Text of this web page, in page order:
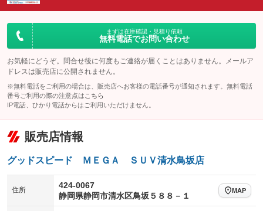
エアサスペンション ヘッドライトウォッシャー
まずは在庫確認・見積り依頼
無料電話でお問い合わせ
お気軽にどうぞ。問合せ後に何度もご連絡が届くことはありません。メールア
ドレスは販売店に公開されません。
※無料電話をご利用の場合は、販売店へお客様の電話番号が通知されます。無料電話
番号ご利用の際の注意点は こちら
IP電話、ひかり電話からはご利用いただけません。
販売店情報
グッドスピード ＭＥＧＡ ＳＵＶ清水鳥坂店
住所
424-0067
静岡県静岡市清水区鳥坂５８８－１
MAP